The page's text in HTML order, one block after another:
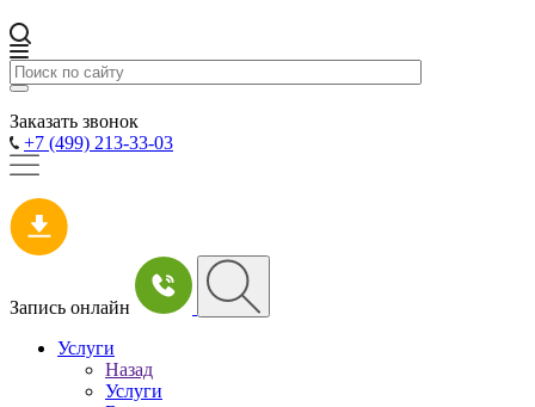
Заказать звонок
+7 (499) 213-33-03
Запись онлайн
Услуги
Назад
Услуги